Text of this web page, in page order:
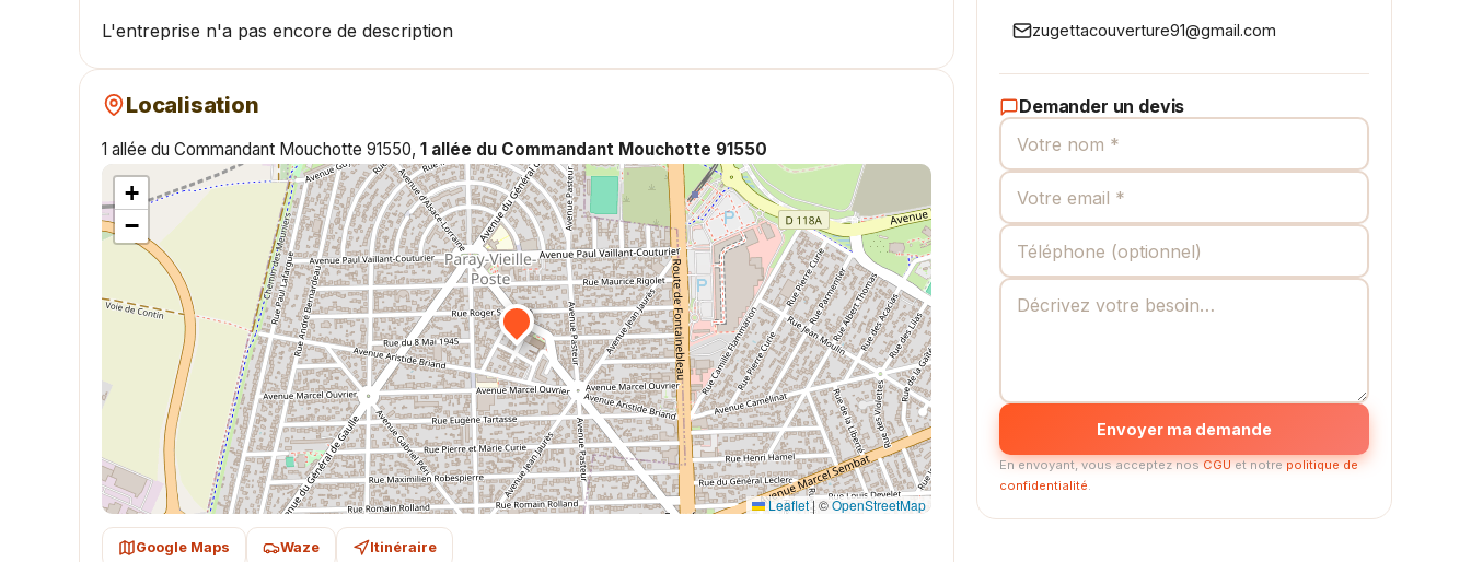
L'entreprise n'a pas encore de description
Localisation
1 allée du Commandant Mouchotte 91550, 1 allée du Commandant Mouchotte 91550
+
−
Leaflet|©OpenStreetMap
Google Maps Waze Itinéraire
zugettacouverture91@gmail.com
Demander un devis
Envoyer ma demande
En envoyant, vous acceptez nosCGUet notrepolitique de
confidentialité.